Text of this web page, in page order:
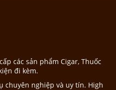
các sản phẩm Cigar, Thuốc
đi kèm.
chuyên nghiệp và uy tín. High